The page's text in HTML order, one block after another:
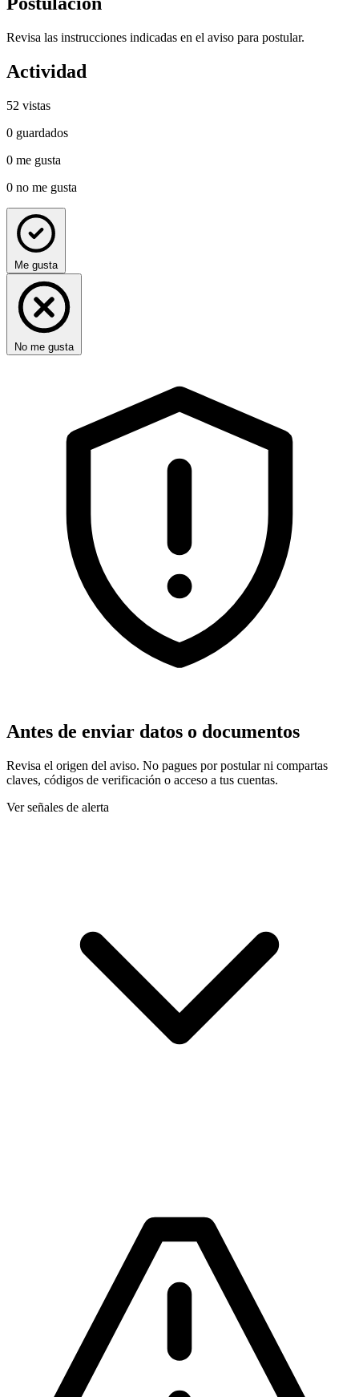
Revisa las instrucciones indicadas en el aviso para postular.
Actividad
52 vistas
0 guardados
0 me gusta
0 no me gusta
Me gusta
No me gusta
Antes de enviar datos o documentos
Revisa el origen del aviso. No pagues por postular ni compartas
claves, códigos de verificación o acceso a tus cuentas.
Ver señales de alerta